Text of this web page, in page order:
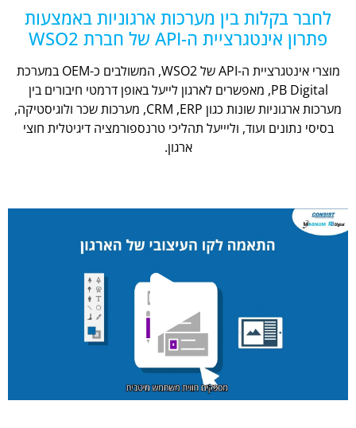
לחבר בקלות בין מערכות ארגוניות באמצעות
פתרון אינטגרציית ה-API של חברת WSO2
מוצרי אינטגרציית ה-API של WSO2, המשולבים כ-OEM במערכת
PB Digital, מאפשרים לארגון לייעל באופן דרמטי חיבורים בין
מערכות ארגוניות שונות כגון CRM ,ERP, מערכות שכר ולוגיסטיקה,
בסיסי נתונים ועוד, וליייעל תהליכי טרנספורמציה דיגיטלית חוצי
ארגון.